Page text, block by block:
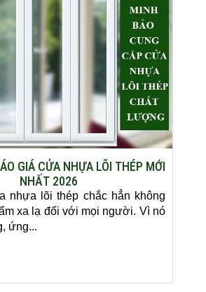
GIÁ CỬA NHỰA LÕI THÉP MỚI
NHẤT 2026
nhựa lõi thép chắc hẳn không
xa lạ đối với mọi người. Vì nó
ứng...